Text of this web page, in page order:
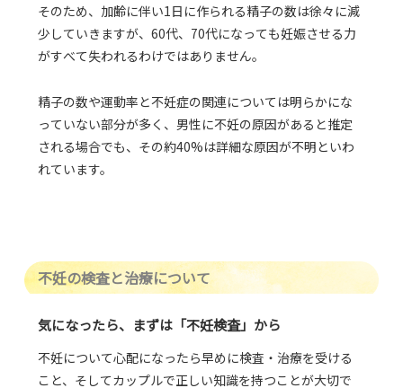
そのため、加齢に伴い1日に作られる精子の数は徐々に減
少していきますが、60代、70代になっても妊娠させる力
がすべて失われるわけではありません。
精⼦の数や運動率と不妊症の関連については明らかにな
っていない部分が多く、男性に不妊の原因があると推定
される場合でも、その約40%は詳細な原因が不明といわ
れています。
不妊の検査と治療について
気になったら、まずは「不妊検査」から
不妊について心配になったら早めに検査・治療を受ける
こと、そしてカップルで正しい知識を持つことが大切で